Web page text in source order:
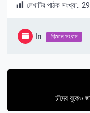
লেখাটির পাঠক সংখ্যা::
In বিজ্ঞান সংবাদ
Post
চাঁদের বুকেও